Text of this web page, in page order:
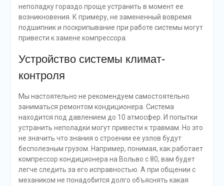
неполадку гораздо проще устранить в момент ее
возникновения. К примеру, не замененный вовремя
подшипник и поскрипывание при работе системы могут
привести к замене компрессора.
Устройство системы климат-
контроля
Мы настоятельно не рекомендуем самостоятельно
заниматься ремонтом кондиционера. Система
находится под давлением до 10 атмосфер. И попытки
устранить неполадки могут привести к травмам. Но это
не значить что знания о строении ее узлов будут
бесполезным грузом. Например, понимая, как работает
компрессор кондиционера на Вольво с 80, вам будет
легче следить за его исправностью. А при общении с
механиком не понадобится долго объяснять какая